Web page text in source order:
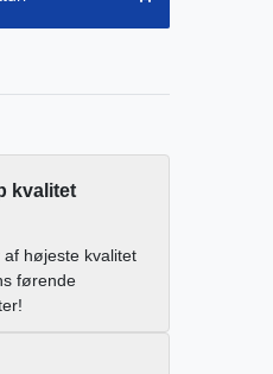
kvalitet
af højeste kvalitet
førende